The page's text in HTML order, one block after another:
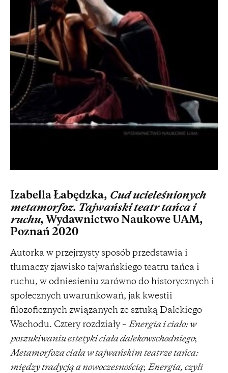
Izabella Łabędzka, Cud ucieleśnionych
metamorfoz. Tajwański teatr tańca i
ruchu, Wydawnictwo Naukowe UAM,
Poznań 2020
Autorka w przejrzysty sposób przedstawia i
tłumaczy zjawisko tajwańskiego teatru tańca i
ruchu, w odniesieniu zarówno do historycznych i
społecznych uwarunkowań, jak kwestii
filozoficznych związanych ze sztuką Dalekiego
Wschodu. Cztery rozdziały – Energia i ciało: w
poszukiwaniu estetyki ciała dalekowschodniego;
Metamorfoza ciała w tajwańskim teatrze tańca:
między tradycją a nowoczesnością; Energia, czyli